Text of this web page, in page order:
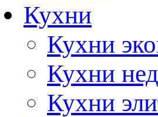
Кухни
Кухни
Кухни
Кухни